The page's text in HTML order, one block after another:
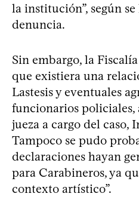
la institución”, según
denuncia.
Sin embargo, la
que existiera una
Lastesis y eventuales
funcionarios policiales,
jueza a cargo del caso,
Tampoco se pudo
declaraciones hayan
para Carabineros, ya
contexto artístico”.